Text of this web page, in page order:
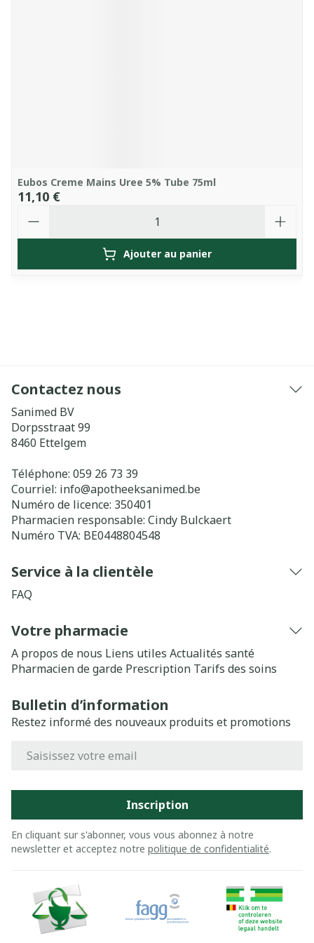
Eubos Creme Mains Uree 5% Tube 75ml
11,10 €
Ajouter au panier
Contactez nous
Sanimed BV
Dorpsstraat 99
8460 Ettelgem
Téléphone: 059 26 73 39
Courriel: info@apotheeksanimed.be
Numéro de licence: 350401
Pharmacien responsable: Cindy Bulckaert
Numéro TVA: BE0448804548
Service à la clientèle
FAQ
Votre pharmacie
A propos de nous Liens utiles Actualités santé
Pharmacien de garde Prescription Tarifs des soins
Bulletin d’information
Restez informé des nouveaux produits et promotions
Inscription
En cliquant sur s'abonner, vous vous abonnez à notre
newsletter et acceptez notre politique de confidentialité.